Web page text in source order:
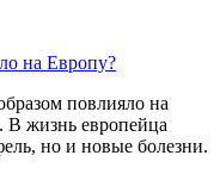
на Европу?
повлияло на
жизнь европейца
но и новые болезни.